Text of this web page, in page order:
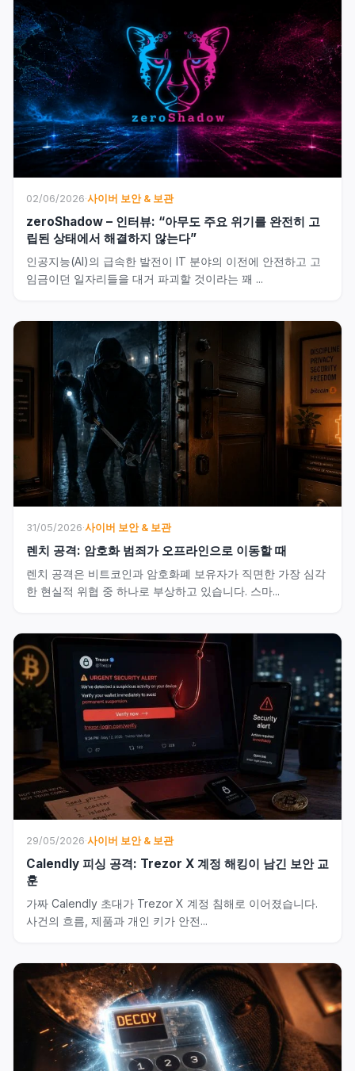
02/06/2026·사이버 보안 & 보관
zeroShadow – 인터뷰: “아무도 주요 위기를 완전히 고
립된 상태에서 해결하지 않는다”
인공지능(AI)의 급속한 발전이 IT 분야의 이전에 안전하고 고
임금이던 일자리들을 대거 파괴할 것이라는 꽤 ...
31/05/2026·사이버 보안 & 보관
렌치 공격: 암호화 범죄가 오프라인으로 이동할 때
렌치 공격은 비트코인과 암호화폐 보유자가 직면한 가장 심각
한 현실적 위협 중 하나로 부상하고 있습니다. 스마...
29/05/2026·사이버 보안 & 보관
Calendly 피싱 공격: Trezor X 계정 해킹이 남긴 보안 교
훈
가짜 Calendly 초대가 Trezor X 계정 침해로 이어졌습니다.
사건의 흐름, 제품과 개인 키가 안전...